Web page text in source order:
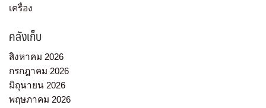
เครื่อง
คลังเก็บ
สิงหาคม 2026
กรกฎาคม 2026
มิถุนายน 2026
พฤษภาคม 2026